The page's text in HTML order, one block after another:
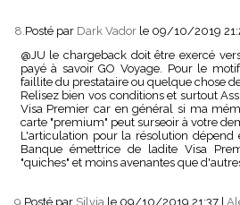
8.Posté par Dark Vador le 09/10/2019
@JU le chargeback doit être exercé
payé à savoir GO Voyage. Pour le
faillite du prestataire ou quelque chose
Relisez bien vos conditions et surtout
Visa Premier car en général si ma
carte "premium" peut surseoir à votre
L'articulation pour la résolution
Banque émettrice de ladite Visa
"quiches" et moins avenantes que
9. Posté par Silvia le 09/10/2019 21:37 |